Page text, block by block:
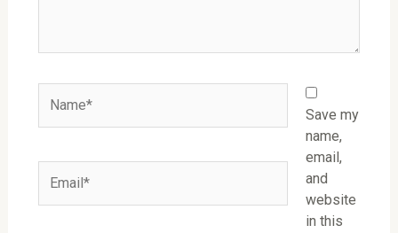
Save my
name,
email,
and
website
in this